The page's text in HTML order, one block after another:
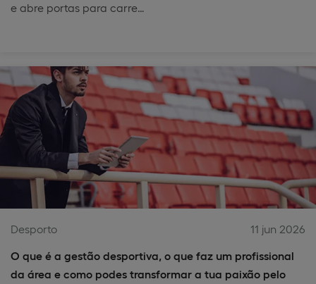
e abre portas para carre…
Desporto
11 jun 2026
O que é a gestão desportiva, o que faz um profissional
da área e como podes transformar a tua paixão pelo